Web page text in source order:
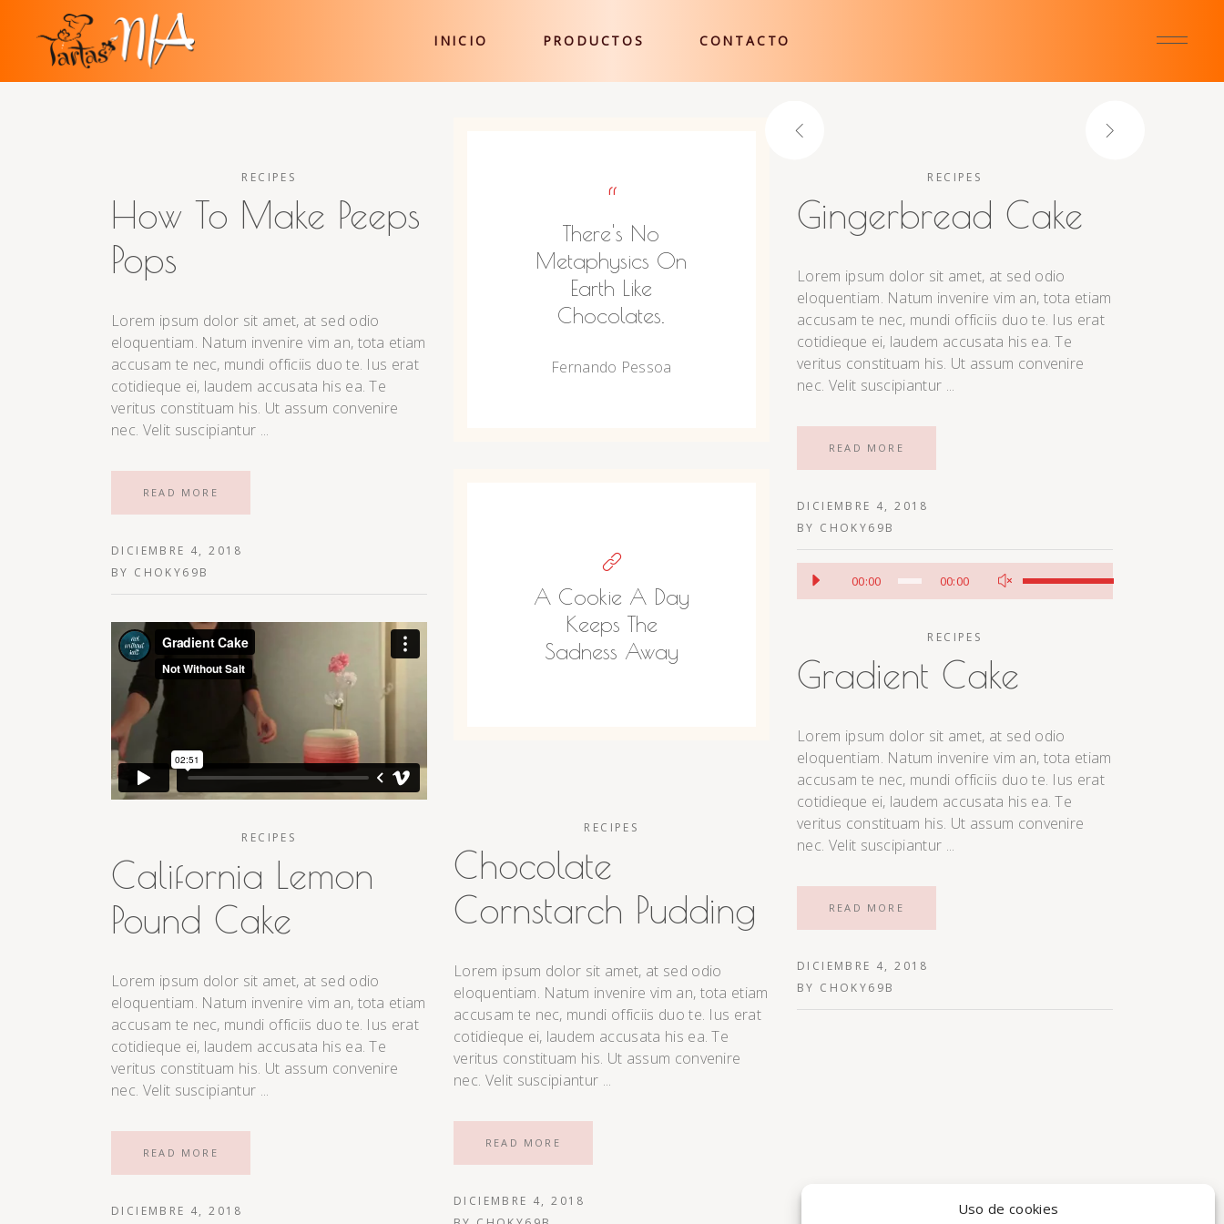
Uso de cookies
INICIO PRODUCTOS CONTACTO
RECIPES
How To Make Peeps
Pops
Lorem ipsum dolor sit amet, at sed odio
eloquentiam. Natum invenire vim an, tota etiam
accusam te nec, mundi officiis duo te. Ius erat
cotidieque ei, laudem accusata his ea. Te
veritus constituam his. Ut assum convenire
nec. Velit suscipiantur
READ MORE
DICIEMBRE 4, 2018
BY CHOKY69B
“
There's No
Metaphysics On
Earth Like
Chocolates.
Fernando Pessoa
RECIPES
Gingerbread Cake
Lorem ipsum dolor sit amet, at sed odio
eloquentiam. Natum invenire vim an, tota etiam
accusam te nec, mundi officiis duo te. Ius erat
cotidieque ei, laudem accusata his ea. Te
veritus constituam his. Ut assum convenire
nec. Velit suscipiantur
READ MORE
DICIEMBRE 4, 2018
BY CHOKY69B
A Cookie A Day
Keeps The
Sadness Away
Reproductor
de
00:00 00:00
disminuir
RECIPES
Gradient Cake
Lorem ipsum dolor sit amet, at sed odio
eloquentiam. Natum invenire vim an, tota etiam
accusam te nec, mundi officiis duo te. Ius erat
cotidieque ei, laudem accusata his ea. Te
veritus constituam his. Ut assum convenire
nec. Velit suscipiantur
READ MORE
DICIEMBRE 4, 2018
BY CHOKY69B
RECIPES
California Lemon
Pound Cake
Lorem ipsum dolor sit amet, at sed odio
eloquentiam. Natum invenire vim an, tota etiam
accusam te nec, mundi officiis duo te. Ius erat
cotidieque ei, laudem accusata his ea. Te
veritus constituam his. Ut assum convenire
nec. Velit suscipiantur
READ MORE
DICIEMBRE 4, 2018
RECIPES
Chocolate
Cornstarch Pudding
Lorem ipsum dolor sit amet, at sed odio
eloquentiam. Natum invenire vim an, tota etiam
accusam te nec, mundi officiis duo te. Ius erat
cotidieque ei, laudem accusata his ea. Te
veritus constituam his. Ut assum convenire
nec. Velit suscipiantur
READ MORE
DICIEMBRE 4, 2018